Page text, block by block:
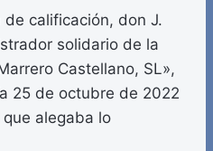
calificación, don J.
solidario de la
Castellano, SL»,
25 de octubre de 2022
alegaba lo